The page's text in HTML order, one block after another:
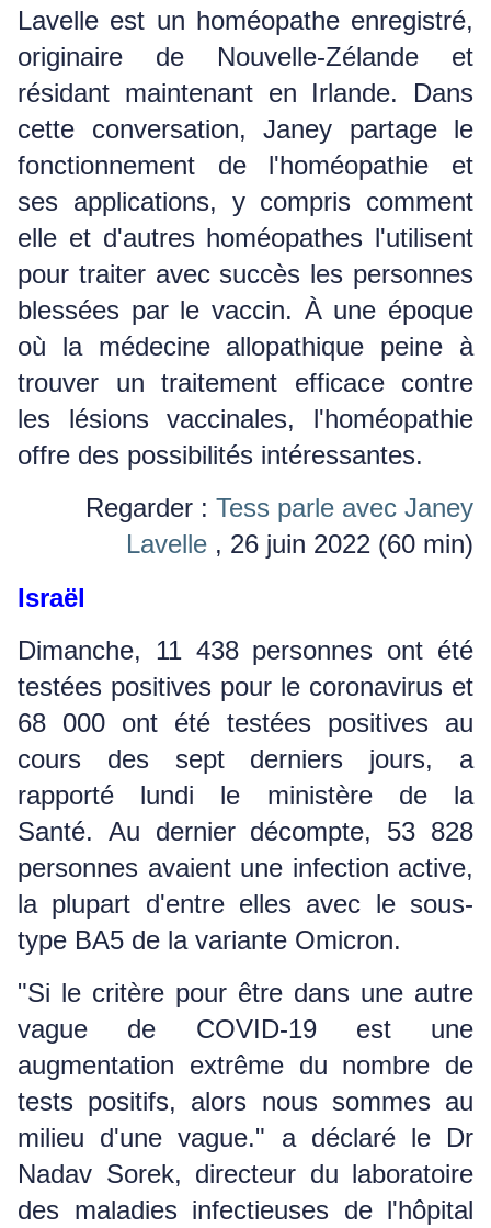
Lavelle est un homéopathe enregistré,
originaire de Nouvelle-Zélande et
résidant maintenant en Irlande. Dans
cette conversation, Janey partage le
fonctionnement de l'homéopathie et
ses applications, y compris comment
elle et d'autres homéopathes l'utilisent
pour traiter avec succès les personnes
blessées par le vaccin. À une époque
où la médecine allopathique peine à
trouver un traitement efficace contre
les lésions vaccinales, l'homéopathie
offre des possibilités intéressantes.
Regarder : Tess parle avec Janey
Lavelle , 26 juin 2022 (60 min)
Israël
Dimanche, 11 438 personnes ont été
testées positives pour le coronavirus et
68 000 ont été testées positives au
cours des sept derniers jours, a
rapporté lundi le ministère de la
Santé. Au dernier décompte, 53 828
personnes avaient une infection active,
la plupart d'entre elles avec le sous-
type BA5 de la variante Omicron.
"Si le critère pour être dans une autre
vague de COVID-19 est une
augmentation extrême du nombre de
tests positifs, alors nous sommes au
milieu d'une vague." a déclaré le Dr
Nadav Sorek, directeur du laboratoire
des maladies infectieuses de l'hôpital